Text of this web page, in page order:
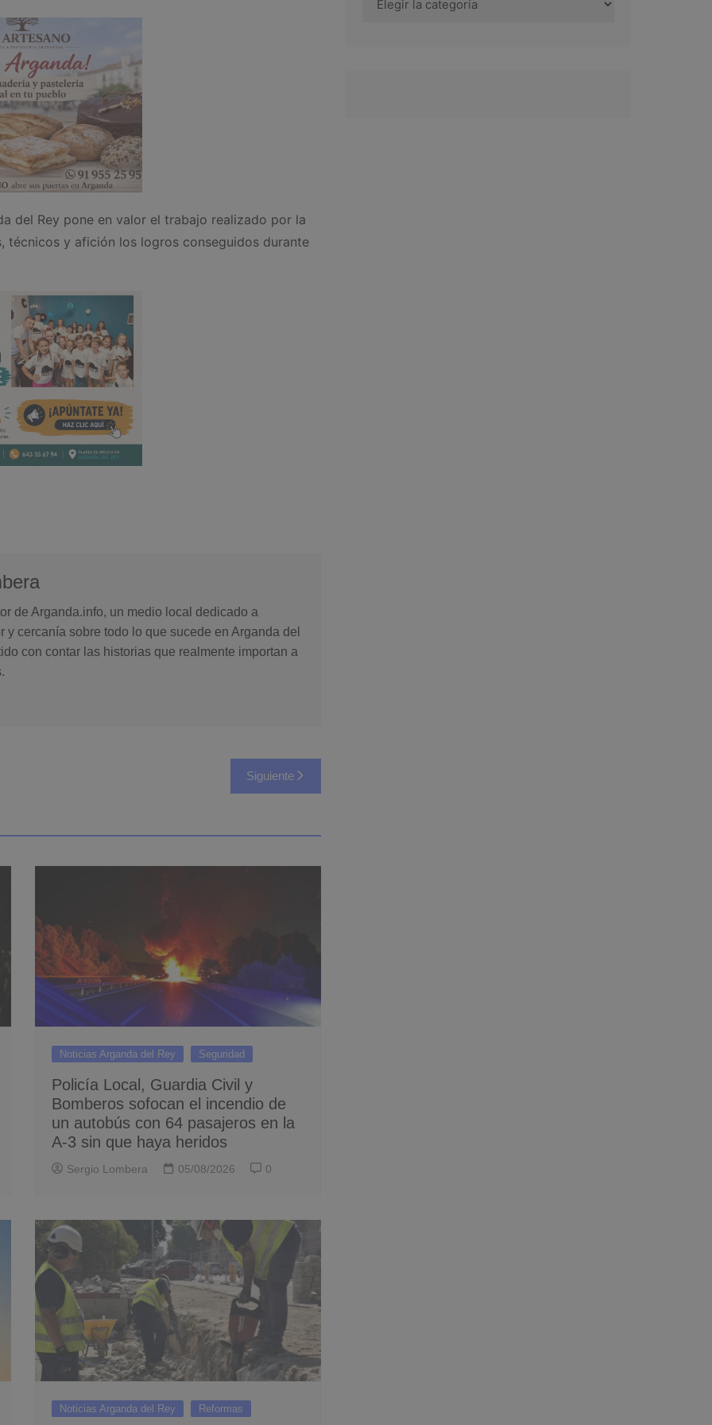
del Rey pone en valor el trabajo realizado por la
y afición los logros conseguidos durante
de Arganda.info, un medio local dedicado a
y cercanía sobre todo lo que sucede en Arganda del
con contar las historias que realmente importan a
Siguiente
Noticias Arganda del Rey Seguridad
Policía Local, Guardia Civil y
Bomberos sofocan el incendio de
un autobús con 64 pasajeros en la
A-3 sin que haya heridos
Sergio Lombera 05/08/2026 0
Noticias Arganda del Rey Reformas